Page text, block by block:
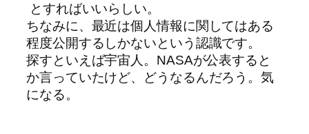
とすればいいらしい。
ちなみに、最近は個人情報に関してはある
程度公開するしかないという認識です。
探すといえば宇宙人。NASAが公表すると
か言っていたけど、どうなるんだろう。気
になる。